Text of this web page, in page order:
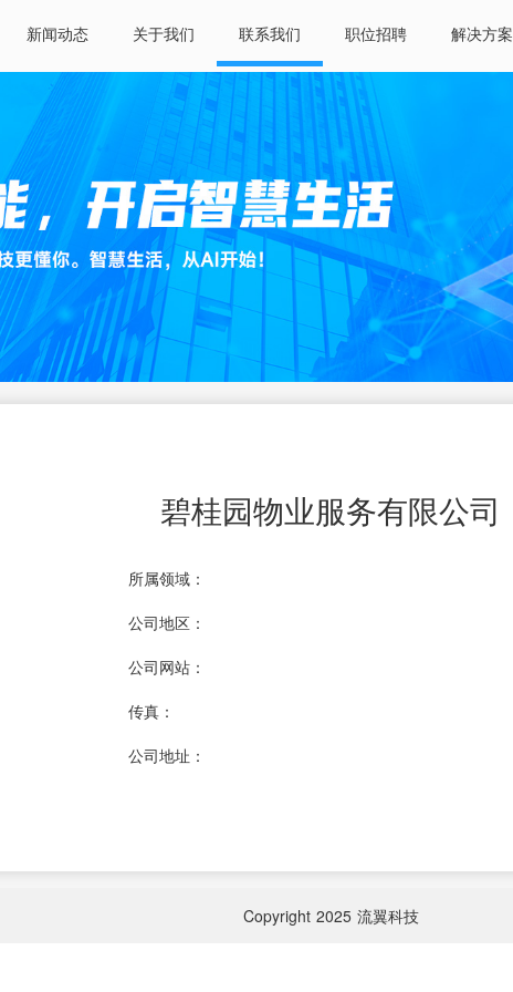
新闻动态 关于我们 联系我们 职位招聘 解决方案
碧桂园物业服务有限公司
所属领域：
公司地区：
公司网站：
传真：
公司地址：
Copyright 2025 流翼科技